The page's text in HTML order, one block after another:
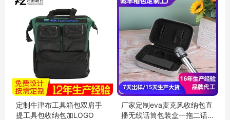
定制牛津布工具箱包双肩手
提工具包收纳包加LOGO
厂家定制eva麦克风收纳包直
播无线话筒包装盒一拖二话